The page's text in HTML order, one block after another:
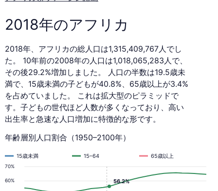
2018年のアフリカ
2018年、アフリカの総人口は1,315,409,767人でし
た。 10年前の2008年の人口は1,018,065,283人で、
その後29.2%増加しました。 人口の半数は19.5歳未
満で、15歳未満の子どもが40.8%、65歳以上が3.4%
を占めていました。 これは拡大型のピラミッドで
す。子どもの世代ほど人数が多くなっており、高い
出生率と急速な人口増加に特徴的な形です。
年齢層別人口割合（1950–2100年）
60%
70%
15歳未満 15–64 65歳以上
56.2%